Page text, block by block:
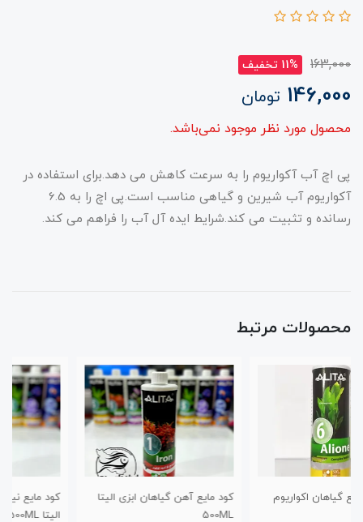
163,000 11% تخفیف
146,000 تومان
محصول مورد نظر موجود نمی‌باشد.
پی اچ آب آکواریوم را به سرعت کاهش می دهد.برای استفاده در
آکواریوم آب شیرین و گیاهی مناسب است.پی اچ را به 6.5
رسانده و تثبیت می کند.شرایط ایده آل آب را فراهم می کند.
محصولات مرتبط
کود مایع آهن گیاهان ابزی الیتا
کود مایع نیتروژن گیاهان ابزی